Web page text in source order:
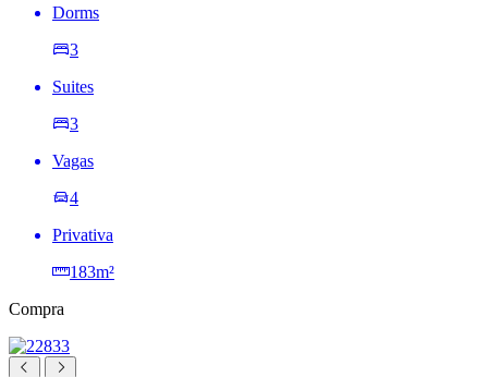
Dorms
3
Suites
3
Vagas
4
Privativa
183m²
Compra